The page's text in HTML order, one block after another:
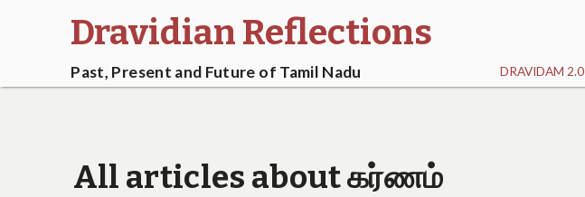
Dravidian Reflections
Past, Present and Future of Tamil Nadu DRAVIDAM 2.0
All articles about கர்ணம்